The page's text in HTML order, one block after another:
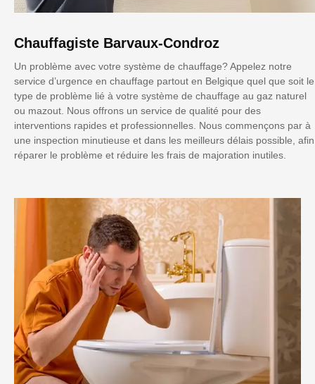
Chauffagiste Barvaux-Condroz
Un problème avec votre système de chauffage? Appelez notre
service d’urgence en chauffage partout en Belgique quel que soit le
type de problème lié à votre système de chauffage au gaz naturel
ou mazout. Nous offrons un service de qualité pour des
interventions rapides et professionnelles. Nous commençons par à
une inspection minutieuse et dans les meilleurs délais possible, afin
réparer le problème et réduire les frais de majoration inutiles.